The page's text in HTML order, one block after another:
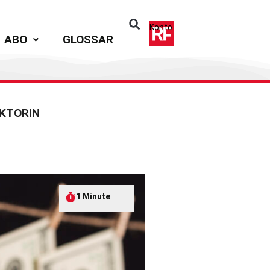
ABO GLOSSAR
Konto
1 Minute